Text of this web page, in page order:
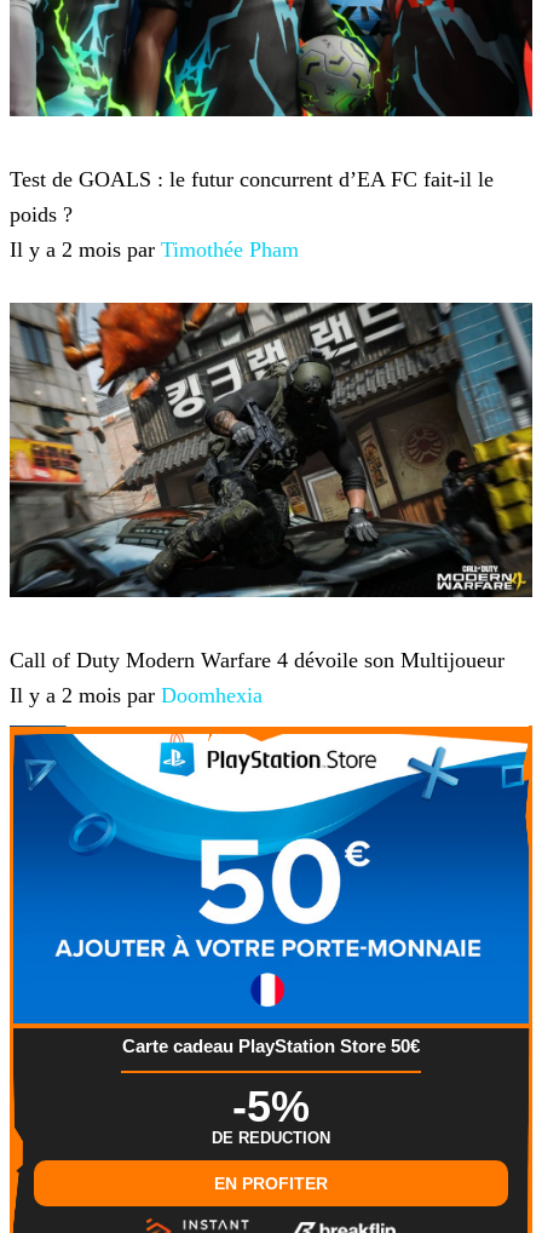
Test de GOALS : le futur concurrent d’EA FC fait-il le
poids ?
Il y a 2 mois par Timothée Pham
Call of Duty Modern Warfare 4 dévoile son Multijoueur
Il y a 2 mois par Doomhexia
Carte cadeau PlayStation Store 50€
-5%
DE REDUCTION
EN PROFITER